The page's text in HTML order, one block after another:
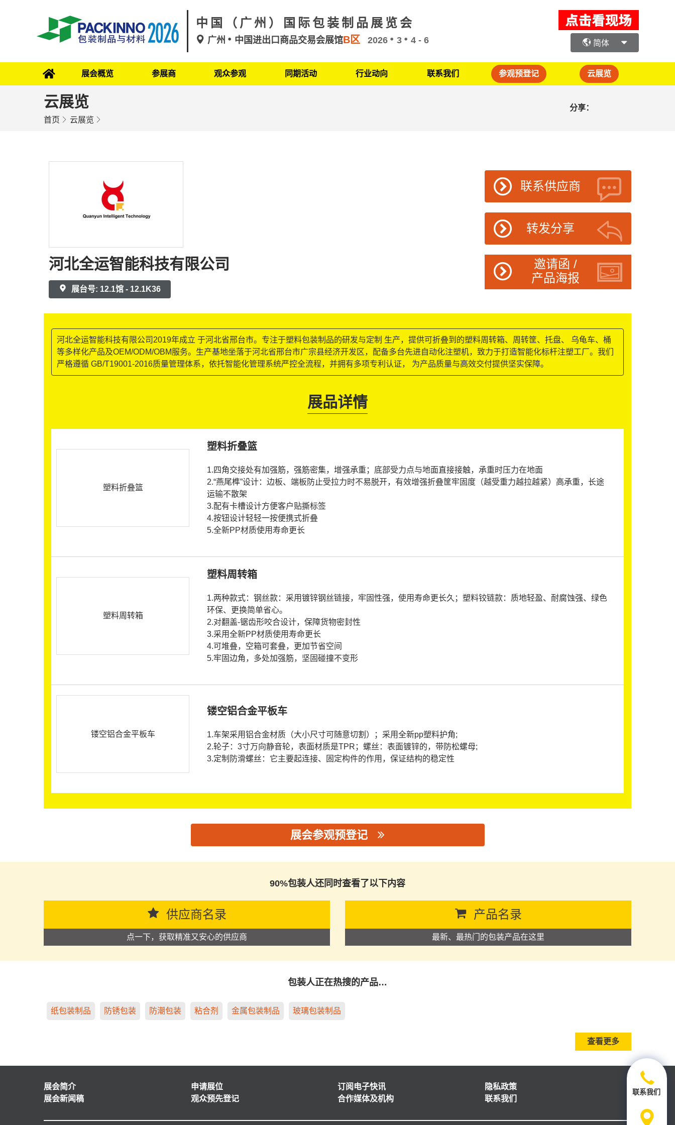
中国（广州）国际包装制品展览会
广州 中国进出口商品交易会展馆B区 2026 3 4 - 6 简体
展会概览 参展商 观众参观 同期活动 行业动向 联系我们 参观预登记 云展览
云展览
首页 云展览
分享：
河北全运智能科技有限公司
展台号: 12.1馆 - 12.1K36
联系供应商
转发分享
邀请函 /
产品海报
河北全运智能科技有限公司2019年成立 于河北省邢台市。专注于塑料包装制品的研发与定制 生产，提供可折叠到的塑料周转箱、周转筐、托盘、 乌龟车、桶
等多样化产品及OEM/ODM/OBM服务。生产基地坐落于河北省邢台市广宗县经济开发区，配备多台先进自动化注塑机，致力于打造智能化标杆注塑工厂。我们
严格遵循 GB/T19001-2016质量管理体系，依托智能化管理系统严控全流程，并拥有多项专利认证， 为产品质量与高效交付提供坚实保障。
展品详情
塑料折叠篮
塑料折叠篮
1.四角交接处有加强筋，强筋密集，增强承重；底部受力点与地面直接接触，承重时压力在地面
2.“燕尾榫”设计：边板、端板防止受拉力时不易脱开，有效增强折叠筐牢固度（越受重力越拉越紧）高承重，长途
运输不散架
3.配有卡槽设计方便客户贴撕标签
4.按钮设计轻轻一按便携式折叠
5.全新PP材质使用寿命更长
塑料周转箱
塑料周转箱
1.两种款式：钢丝款：采用镀锌钢丝链接，牢固性强，使用寿命更长久；塑料铰链款：质地轻盈、耐腐蚀强、绿色
环保、更换简单省心。
2.对翻盖-锯齿形咬合设计，保障货物密封性
3.采用全新PP材质使用寿命更长
4.可堆叠，空箱可套叠，更加节省空间
5.牢固边角，多处加强筋，坚固碰撞不变形
镂空铝合金平板车
镂空铝合金平板车
1.车架采用铝合金材质（大小尺寸可随意切割）；采用全新pp塑料护角;
2.轮子：3寸万向静音轮，表面材质是TPR；螺丝：表面镀锌的，带防松螺母;
3.定制防滑螺丝：它主要起连接、固定构件的作用，保证结构的稳定性
展会参观预登记
90%包装人还同时查看了以下内容
供应商名录
点一下，获取精准又安心的供应商
产品名录
最新、最热门的包装产品在这里
包装人正在热搜的产品…
纸包装制品 防锈包装 防潮包装 粘合剂 金属包装制品 玻璃包装制品
查看更多
展会简介
展会新闻稿
申请展位
观众预先登记
订阅电子快讯
合作媒体及机构
隐私政策
联系我们
联系我们